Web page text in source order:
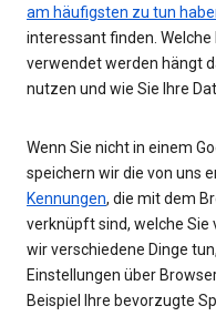
am häufigsten zu tun
interessant finden.
verwendet werden hängt
nutzen und wie Sie Ihre
Wenn Sie nicht in einem
speichern wir die von uns
Kennungen, die mit dem
verknüpft sind, welche Sie
wir verschiedene Dinge
Einstellungen über
Beispiel Ihre bevorzugte